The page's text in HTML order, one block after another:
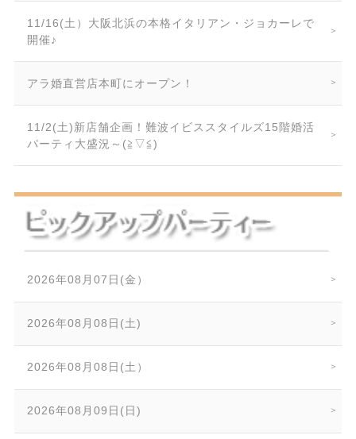
11/16(土）大阪北浜の本格イタリアン・ジョカーレで
開催♪
アラ婚直営店本町にオープン！
11/2(土)新店舗企画！難波イビススタイルズ15階婚活
パーティ大盛況～(≧▽≦)
2026年08月07日(金）
2026年08月08日(土)
2026年08月08日(土）
2026年08月09日(日)